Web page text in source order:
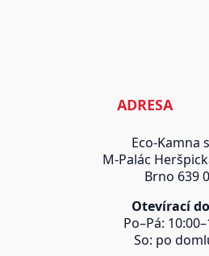
ADRESA
Eco-Kamna
M-Palác
Brno 639
Otevírací
Po–Pá:
So: po